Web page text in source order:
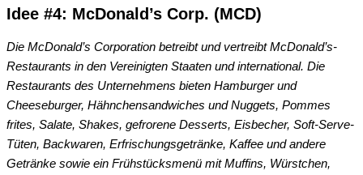
Idee #4: McDonald’s Corp. (MCD)
Die McDonald’s Corporation betreibt und vertreibt McDonald’s-
Restaurants in den Vereinigten Staaten und international. Die
Restaurants des Unternehmens bieten Hamburger und
Cheeseburger, Hähnchensandwiches und Nuggets, Pommes
frites, Salate, Shakes, gefrorene Desserts, Eisbecher, Soft-Serve-
Tüten, Backwaren, Erfrischungsgetränke, Kaffee und andere
Getränke sowie ein Frühstücksmenü mit Muffins, Würstchen,